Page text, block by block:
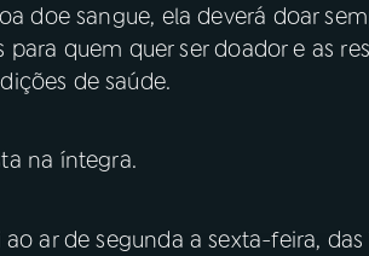
doe sangue, ela deverá doar
quem quer ser doador e as
de saúde.
na íntegra.
ar de segunda a sexta-feira, das